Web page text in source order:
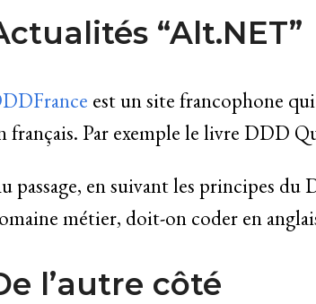
“Alt.NET”
est un site francophone
français. Par exemple le livre DDD
passage, en suivant les principes
métier, doit-on coder en
l’autre côté